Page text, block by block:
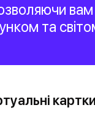
та
картки